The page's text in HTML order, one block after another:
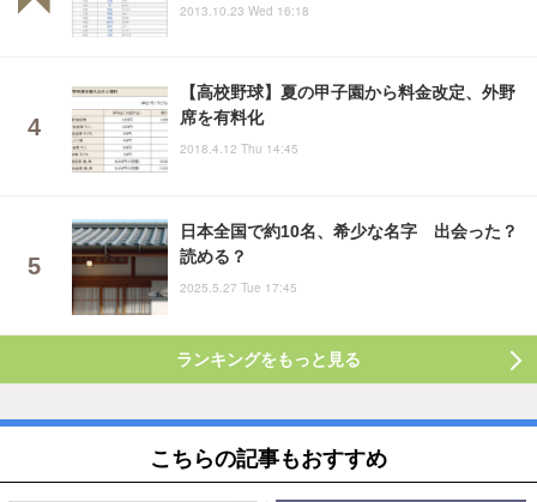
2013.10.23 Wed 16:18
【高校野球】夏の甲子園から料金改定、外野
席を有料化
2018.4.12 Thu 14:45
日本全国で約10名、希少な名字 出会った？
読める？
2025.5.27 Tue 17:45
ランキングをもっと見る
こちらの記事もおすすめ